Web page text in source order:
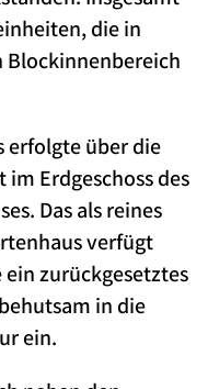
die in
erfolgte über die
Erdgeschoss des
Das als reines
verfügt
zurückgesetztes
in die
ein.